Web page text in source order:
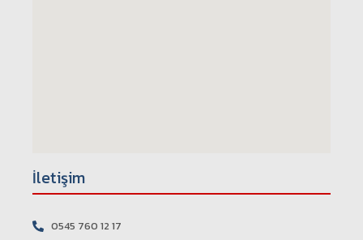
İletişim
0545 760 12 17